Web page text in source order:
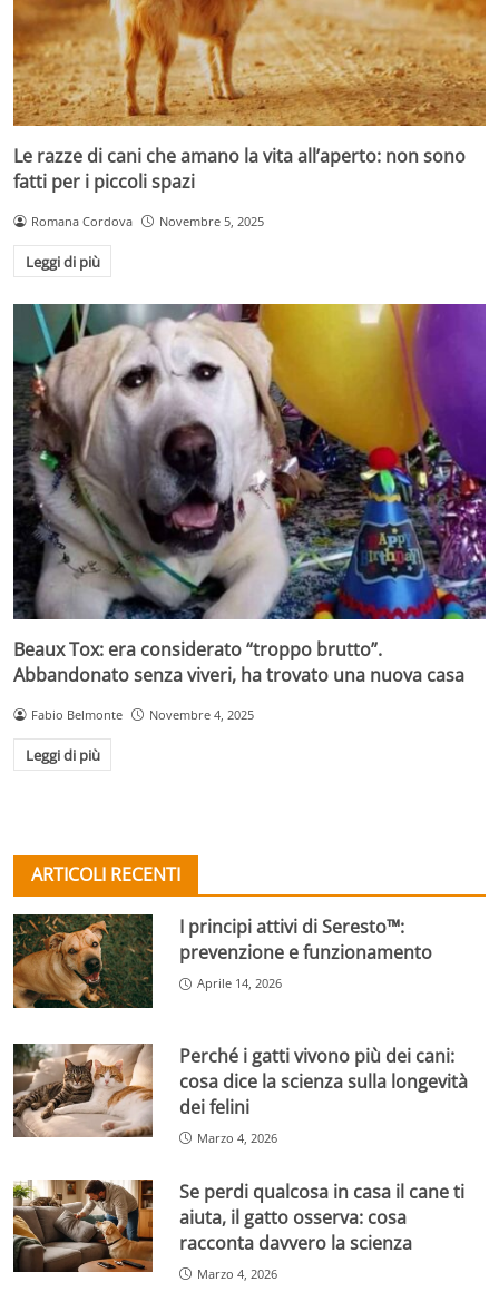
Le razze di cani che amano la vita all’aperto: non sono
fatti per i piccoli spazi
Romana Cordova Novembre 5, 2025
Leggi di più
Beaux Tox: era considerato “troppo brutto”.
Abbandonato senza viveri, ha trovato una nuova casa
Fabio Belmonte Novembre 4, 2025
Leggi di più
ARTICOLI RECENTI
I principi attivi di Seresto™:
prevenzione e funzionamento
Aprile 14, 2026
Perché i gatti vivono più dei cani:
cosa dice la scienza sulla longevità
dei felini
Marzo 4, 2026
Se perdi qualcosa in casa il cane ti
aiuta, il gatto osserva: cosa
racconta davvero la scienza
Marzo 4, 2026